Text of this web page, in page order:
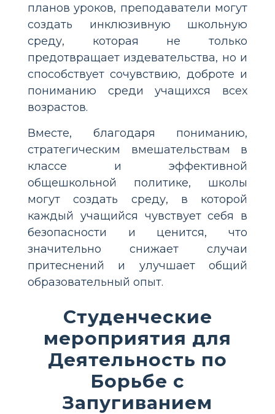
планов уроков, преподаватели могут
создать инклюзивную школьную
среду, которая не только
предотвращает издевательства, но и
способствует сочувствию, доброте и
пониманию среди учащихся всех
возрастов.
Вместе, благодаря пониманию,
стратегическим вмешательствам в
классе и эффективной
общешкольной политике, школы
могут создать среду, в которой
каждый учащийся чувствует себя в
безопасности и ценится, что
значительно снижает случаи
притеснений и улучшает общий
образовательный опыт.
Студенческие
мероприятия для
Деятельность по
Борьбе с
Запугиванием